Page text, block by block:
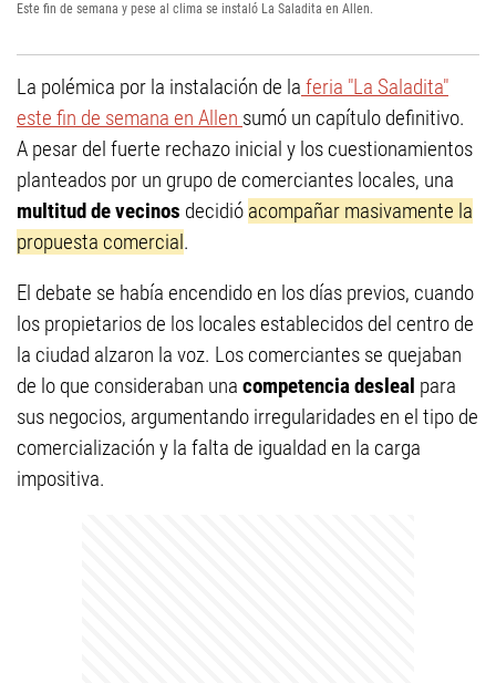
Este fin de semana y pese al clima se instaló La Saladita en Allen.
La polémica por la instalación de la feria "La Saladita"
este fin de semana en Allen sumó un capítulo definitivo.
A pesar del fuerte rechazo inicial y los cuestionamientos
planteados por un grupo de comerciantes locales, una
multitud de vecinos decidió acompañar masivamente la
propuesta comercial.
El debate se había encendido en los días previos, cuando
los propietarios de los locales establecidos del centro de
la ciudad alzaron la voz. Los comerciantes se quejaban
de lo que consideraban una competencia desleal para
sus negocios, argumentando irregularidades en el tipo de
comercialización y la falta de igualdad en la carga
impositiva.